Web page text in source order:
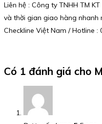
Liên hệ : Công ty TNHH TM
và thời gian giao hàng nhanh
Checkline Việt Nam / Hotline :
Có 1 đánh giá cho